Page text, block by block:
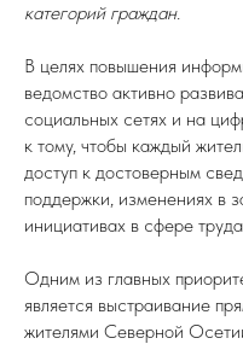
категорий граждан.
В целях повышения
ведомство активно
социальных сетях и на
к тому, чтобы каждый
доступ к достоверным
поддержки, изменениях в
инициативах в сфере
Одним из главных
является выстраивание
жителями Северной